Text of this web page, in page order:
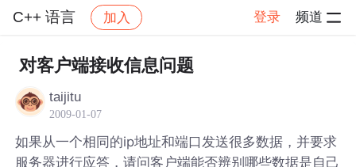
C++ 语言 加入 登录 频道
社区 C++ 语言 帖子详情
对客户端接收信息问题
taijitu
2009-01-07
如果从一个相同的ip地址和端口发送很多数据，并要求
服务器进行应答，请问客户端能否辨别哪些数据是自己